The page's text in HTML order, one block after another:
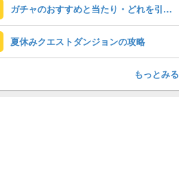
ガチャのおすすめと当たり・どれを引くべき？
夏休みクエストダンジョンの攻略
もっとみる